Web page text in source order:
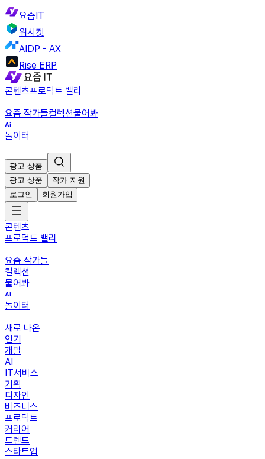
요즘IT
위시켓
AIDP - AX
Rise ERP
콘텐츠프로덕트 밸리
요즘 작가들컬렉션물어봐
놀이터
광고 상품
광고 상품
작가 지원
로그인
회원가입
콘텐츠
프로덕트 밸리
요즘 작가들
컬렉션
물어봐
놀이터
새로 나온
인기
개발
AI
IT서비스
기획
디자인
비즈니스
프로덕트
커리어
트렌드
스타트업